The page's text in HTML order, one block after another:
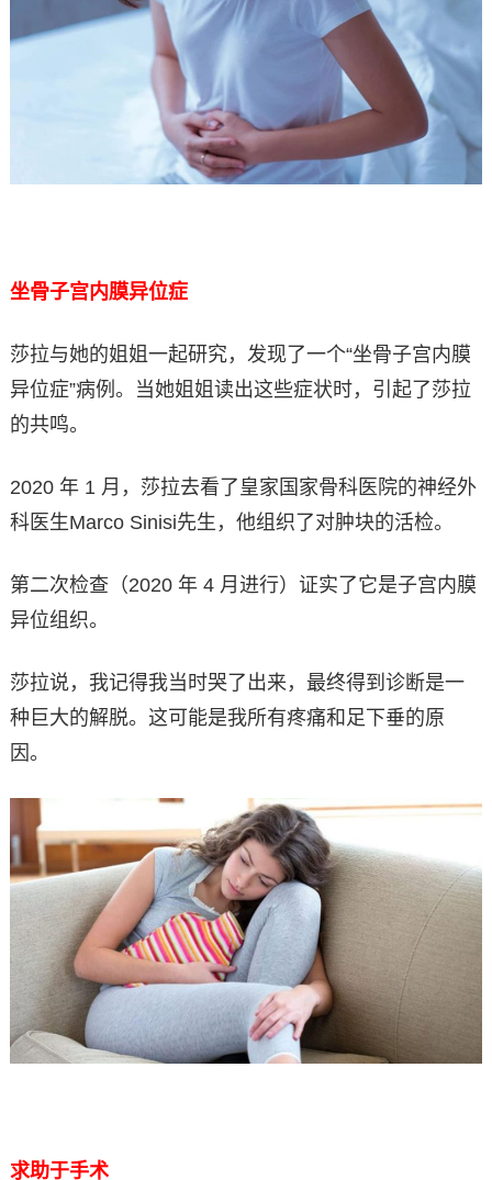
坐骨子宫内膜异位症
莎拉与她的姐姐一起研究，发现了一个“坐骨子宫内膜
异位症”病例。当她姐姐读出这些症状时，引起了莎拉
的共鸣。
2020 年 1 月，莎拉去看了皇家国家骨科医院的神经外
科医生Marco Sinisi先生，他组织了对肿块的活检。
第二次检查（2020 年 4 月进行）证实了它是子宫内膜
异位组织。
莎拉说，我记得我当时哭了出来，最终得到诊断是一
种巨大的解脱。这可能是我所有疼痛和足下垂的原
因。
求助于手术